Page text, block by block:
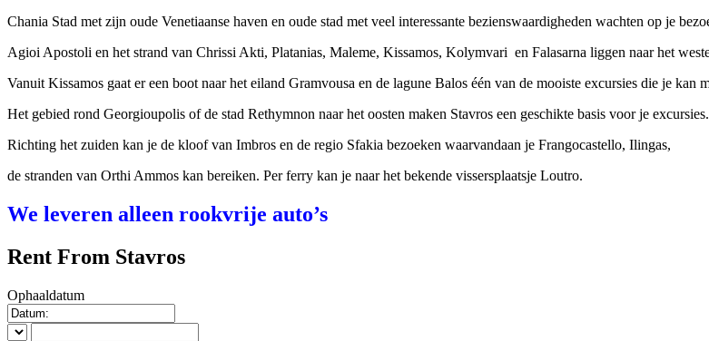
Chania Stad met zijn oude Venetiaanse haven en oude stad met veel interessante bezienswaardigheden wachten op je
Agioi Apostoli en het strand van Chrissi Akti, Platanias, Maleme, Kissamos, Kolymvari en Falasarna liggen naar het
Vanuit Kissamos gaat er een boot naar het eiland Gramvousa en de lagune Balos één van de mooiste excursies die je kan
Het gebied rond Georgioupolis of de stad Rethymnon naar het oosten maken Stavros een geschikte basis voor je excursies.
Richting het zuiden kan je de kloof van Imbros en de regio Sfakia bezoeken waarvandaan je Frangocastello, Ilingas,
de stranden van Orthi Ammos kan bereiken. Per ferry kan je naar het bekende vissersplaatsje Loutro.
We leveren alleen rookvrije auto’s
Rent From Stavros
Ophaaldatum